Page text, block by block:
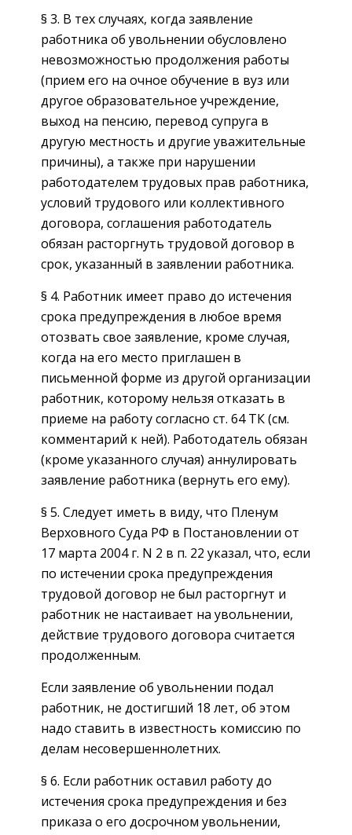
§ 3. В тех случаях, когда заявление
работника об увольнении обусловлено
невозможностью продолжения работы
(прием его на очное обучение в вуз или
другое образовательное учреждение,
выход на пенсию, перевод супруга в
другую местность и другие уважительные
причины), а также при нарушении
работодателем трудовых прав работника,
условий трудового или коллективного
договора, соглашения работодатель
обязан расторгнуть трудовой договор в
срок, указанный в заявлении работника.
§ 4. Работник имеет право до истечения
срока предупреждения в любое время
отозвать свое заявление, кроме случая,
когда на его место приглашен в
письменной форме из другой организации
работник, которому нельзя отказать в
приеме на работу согласно ст. 64 ТК (см.
комментарий к ней). Работодатель обязан
(кроме указанного случая) аннулировать
заявление работника (вернуть его ему).
§ 5. Следует иметь в виду, что Пленум
Верховного Суда РФ в Постановлении от
17 марта 2004 г. N 2 в п. 22 указал, что, если
по истечении срока предупреждения
трудовой договор не был расторгнут и
работник не настаивает на увольнении,
действие трудового договора считается
продолженным.
Если заявление об увольнении подал
работник, не достигший 18 лет, об этом
надо ставить в известность комиссию по
делам несовершеннолетних.
§ 6. Если работник оставил работу до
истечения срока предупреждения и без
приказа о его досрочном увольнении,